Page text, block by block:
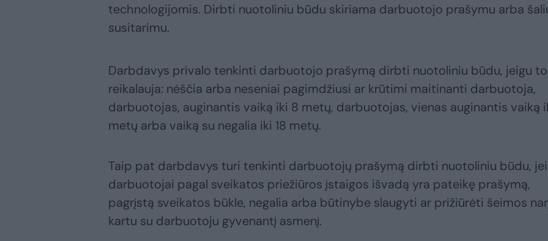
technologijomis. Dirbti nuotoliniu būdu skiriama darbuotojo prašymu arba
susitarimu.
Darbdavys privalo tenkinti darbuotojo prašymą dirbti nuotoliniu būdu, jeigu to
reikalauja: nėščia arba neseniai pagimdžiusi ar krūtimi maitinanti darbuotoja,
darbuotojas, auginantis vaiką iki 8 metų, darbuotojas, vienas auginantis vaiką
metų arba vaiką su negalia iki 18 metų.
Taip pat darbdavys turi tenkinti darbuotojų prašymą dirbti nuotoliniu būdu,
darbuotojai pagal sveikatos priežiūros įstaigos išvadą yra pateikę prašymą,
pagrįstą sveikatos būkle, negalia arba būtinybe slaugyti ar prižiūrėti šeimos
kartu su darbuotoju gyvenantį asmenį.